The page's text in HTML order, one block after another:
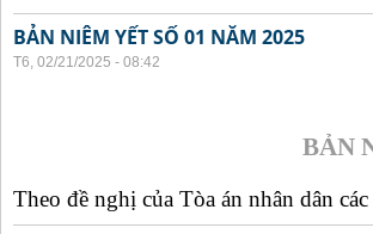
BẢN NIÊM YẾT SỐ 01 NĂM 2025
T6, 02/21/2025 - 08:42
BẢN
Theo đề nghị của Tòa án nhân dân